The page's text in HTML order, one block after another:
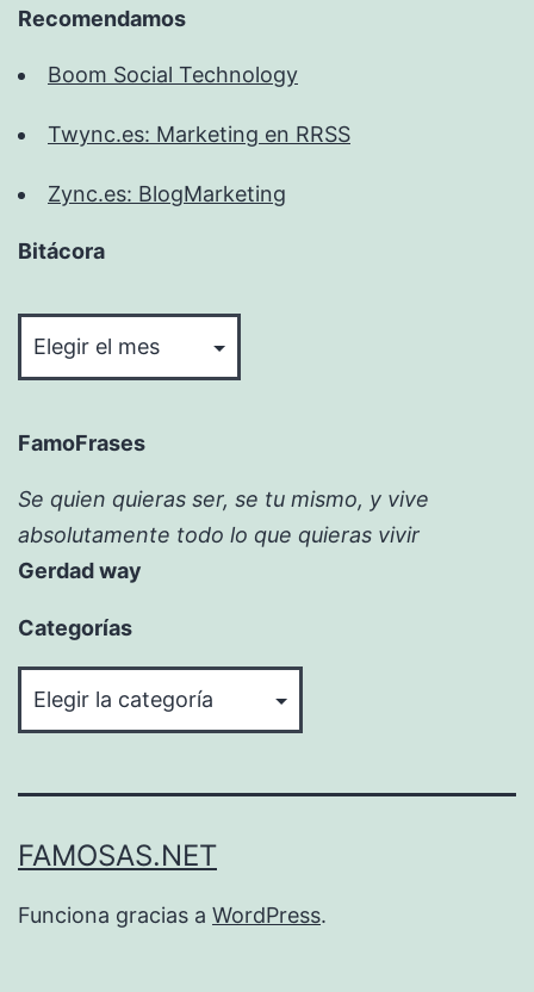
Recomendamos
Boom Social Technology
Twync.es: Marketing en RRSS
Zync.es: BlogMarketing
Bitácora
FamoFrases
Se quien quieras ser, se tu mismo, y vive
absolutamente todo lo que quieras vivir
Gerdad way
Categorías
FAMOSAS.NET
Funciona gracias a WordPress.